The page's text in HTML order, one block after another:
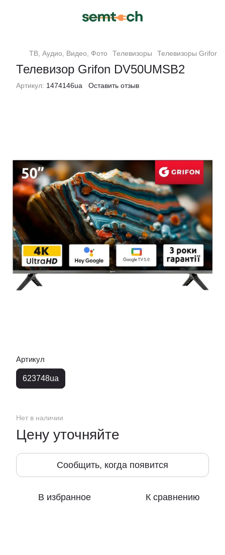
ТВ, Аудио, Видео, Фото Телевизоры Телевизоры Grifon
Телевизор Grifon DV50UMSB2
Артикул: 1474146ua Оставить отзыв
Артикул
623748ua
Нет в наличии
Цену уточняйте
Сообщить, когда появится
В избранное К сравнению